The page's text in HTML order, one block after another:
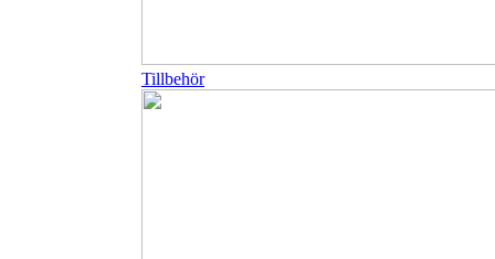
Tillbehör